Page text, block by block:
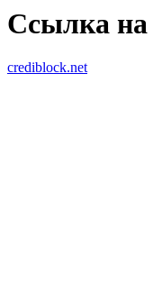
Ссылка на
crediblock.net